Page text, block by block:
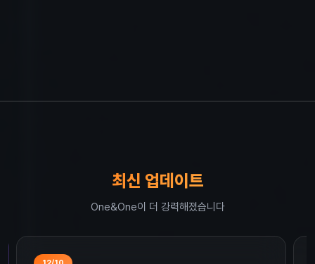
최신 업데이트
One&One이 더 강력해졌습니다